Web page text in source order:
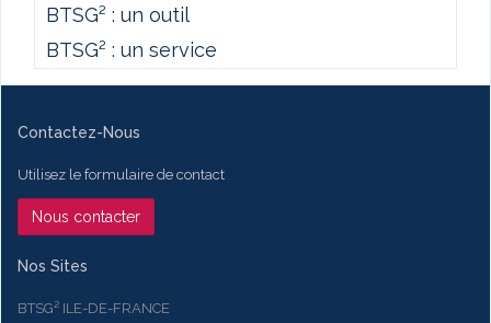
BTSG² : un outil
BTSG² : un service
Contactez-Nous
Utilisez le formulaire de contact
Nous contacter
Nos Sites
BTSG² ILE-DE-FRANCE